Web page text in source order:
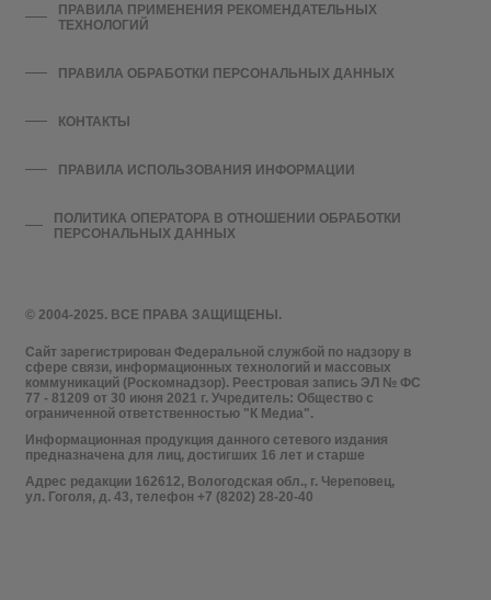
© 2004-2025. ВСЕ ПРАВА ЗАЩИЩЕНЫ.
Сайт зарегистрирован Федеральной службой по надзору в
сфере связи, информационных технологий и массовых
коммуникаций (Роскомнадзор). Реестровая запись ЭЛ № ФС
77 - 81209 от 30 июня 2021 г. Учредитель: Общество с
ограниченной ответственностью "К Медиа".
Информационная продукция данного сетевого издания
предназначена для лиц, достигших 16 лет и старше
Адрес редакции 162612, Вологодская обл., г. Череповец,
ул. Гоголя, д. 43, телефон +7 (8202) 28-20-40
ПРАВИЛА ПРИМЕНЕНИЯ РЕКОМЕНДАТЕЛЬНЫХ
ТЕХНОЛОГИЙ
ПРАВИЛА ОБРАБОТКИ ПЕРСОНАЛЬНЫХ ДАННЫХ
КОНТАКТЫ
ПРАВИЛА ИСПОЛЬЗОВАНИЯ ИНФОРМАЦИИ
ПОЛИТИКА ОПЕРАТОРА В ОТНОШЕНИИ ОБРАБОТКИ
ПЕРСОНАЛЬНЫХ ДАННЫХ